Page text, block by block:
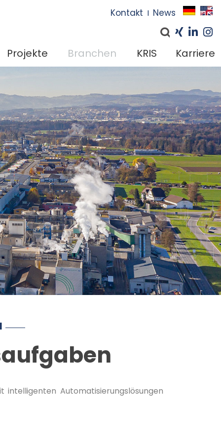
Kontakt I News
Projekte Branchen KRIS Karriere
Automatisierungslösungen